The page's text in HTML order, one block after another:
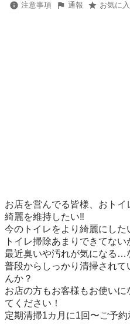
注意事項 通報 お気に
お店を営んでる皆様、おト
綺麗を維持したい‼︎
今のトイレをより綺麗にした
トイレ掃除あまりできてな
最近臭いや汚れが気になる…
普段からしっかり清掃され
んか？
お店の方もお客様もお使い
てください！
定期清掃1カ月に1回〜ご予約